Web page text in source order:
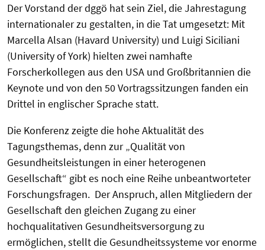
Der Vorstand der dggö hat sein Ziel, die Jahrestagung
internationaler zu gestalten, in die Tat umgesetzt: Mit
Marcella Alsan (Havard University) und Luigi Siciliani
(University of York) hielten zwei namhafte
Forscherkollegen aus den USA und Großbritannien die
Keynote und von den 50 Vortragssitzungen fanden ein
Drittel in englischer Sprache statt.
Die Konferenz zeigte die hohe Aktualität des
Tagungsthemas, denn zur „Qualität von
Gesundheitsleistungen in einer heterogenen
Gesellschaft“ gibt es noch eine Reihe unbeantworteter
Forschungsfragen. Der Anspruch, allen Mitgliedern der
Gesellschaft den gleichen Zugang zu einer
hochqualitativen Gesundheitsversorgung zu
ermöglichen, stellt die Gesundheitssysteme vor enorme